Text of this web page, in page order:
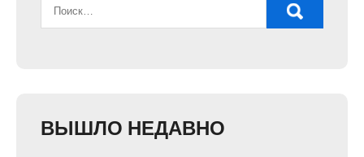
ВЫШЛО НЕДАВНО